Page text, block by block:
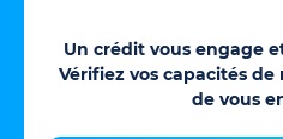
Un crédit vous engage
Vérifiez vos capacités
de vous